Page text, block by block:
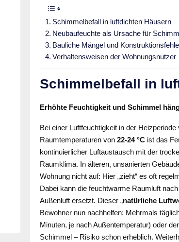
Schimmelbefall in luftdichten Häusern
Neubaufeuchte als Ursache für
Bauliche Mängel und
Verhaltensweisen der Wohnungsnutzer
Schimmelbefall in
Erhöhte Feuchtigkeit und Schimmel
Bei einer Luftfeuchtigkeit in der Heizperiode
Raumtemperaturen von 22-24 °C ist das
kontinuierlicher Luftaustausch mit der
Raumklima. In älteren, unsanierten
Wohnung nicht auf: Hier „zieht“ es oft
Dabei kann die feuchtwarme Raumluft
Außenluft ersetzt. Dieser „natürliche
Bewohner nun nachhelfen: Mehrmals
Minuten, je nach Außentemperatur) oder
Schimmel – Risiko schon erheblich.